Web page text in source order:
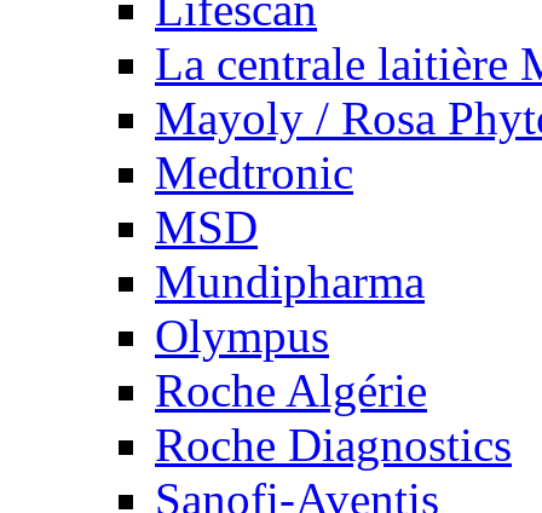
La centrale laitière
Mayoly / Rosa
Medtronic
MSD
Mundipharma
Olympus
Roche Algérie
Roche Diagnostics
Sanofi-Aventis